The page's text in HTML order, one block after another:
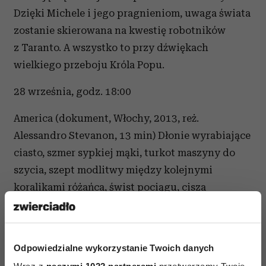
Odpowiedzialne wykorzystanie Twoich danych
Dzięki Michele i jego pragnieniom, uwaga świata
zostanie skierowana na kwestię robotników
z Taranto. A wszystko to przy dźwiękach
wielkiego przeboju Króla Popu.
28 września, godz. 18:00
America (dokument, Włochy, 2013, reż.
Alessandro Stevanon, 13 min) Dłonie wyrabiające
ciasto, szmer sypkiej mąki, turkot maszyny do
szycia, szept modlitwy między kolejnymi
koralikami różańca, świst pociągu, cisza
identycznych dni, dziedziniec, którego już nie
ma i życie, które jest poezją. Głos, nostalgiczny
opowiada.